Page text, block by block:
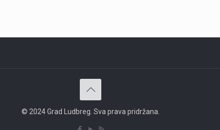
© 2024 Grad Ludbreg. Sva prava pridržana.